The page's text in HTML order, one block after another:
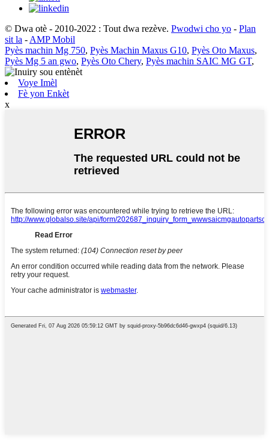
© Dwa otè - 2010-2022 : Tout dwa rezève. Pwodwi cho yo - Plan
sit la - AMP Mobil
Pyès machin Mg 750, Pyès Machin Maxus G10, Pyès Oto Maxus,
Pyès Mg 5 an gwo, Pyès Oto Chery, Pyès machin SAIC MG GT,
Voye Imèl
Fè yon Enkèt
x